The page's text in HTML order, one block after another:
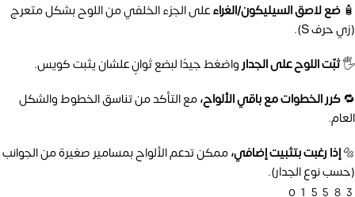
🧴 ضع لاصق السيليكون/الغراءعلى الجزء الخلفي من اللوح بشكل متعرج
(زي حرف S).
🖐️ثبّت اللوح على الجدارواضغط جيدًا لبضع ثوانٍ علشان يثبت كويس.
🔁كرر الخطوات مع باقي الألواح،مع التأكد من تناسق الخطوط والشكل
العام.
🔩إذا رغبت بتثبيت إضافي،ممكن تدعم الألواح بمسامير صغيرة من الجوانب
(حسب نوع الجدار).